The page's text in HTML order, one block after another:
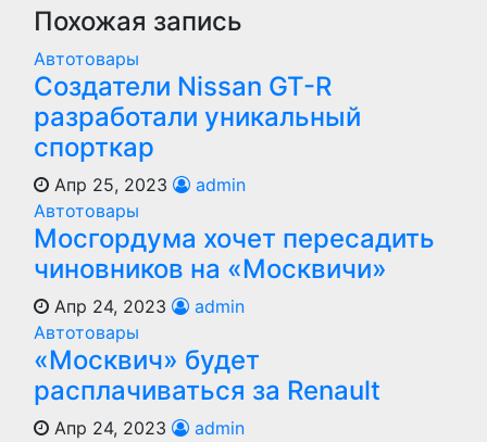
Похожая запись
Автотовары
Создатели Nissan GT-R
разработали уникальный
спорткар
Апр 25, 2023
admin
Автотовары
Мосгордума хочет пересадить
чиновников на «Москвичи»
Апр 24, 2023
admin
Автотовары
«Москвич» будет
расплачиваться за Renault
Апр 24, 2023 admin